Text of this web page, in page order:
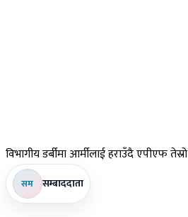
विभागीयडर्बीमा आर्मीलाई हराउँदै एपीएफ तेस्रो
सम सम्बाददाता